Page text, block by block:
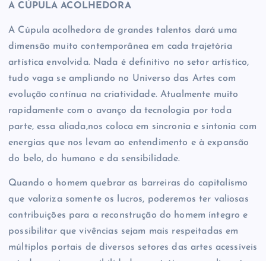
A CÚPULA ACOLHEDORA
A Cúpula acolhedora de grandes talentos dará uma
dimensão muito contemporânea em cada trajetória
artística envolvida. Nada é definitivo no setor artístico,
tudo vaga se ampliando no Universo das Artes com
evolução contínua na criatividade. Atualmente muito
rapidamente com o avanço da tecnologia por toda
parte, essa aliada,nos coloca em sincronia e sintonia com
energias que nos levam ao entendimento e à expansão
do belo, do humano e da sensibilidade.
Quando o homem quebrar as barreiras do capitalismo
que valoriza somente os lucros, poderemos ter valiosas
contribuições para a reconstrução do homem íntegro e
possibilitar que vivências sejam mais respeitadas em
múltiplos portais de diversos setores das artes acessíveis